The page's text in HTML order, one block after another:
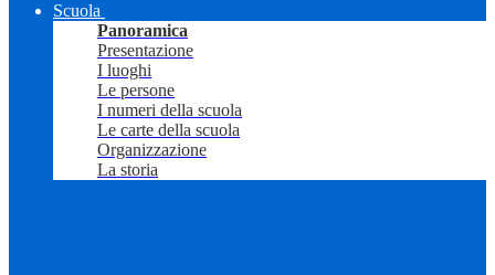
Scuola
Panoramica
Presentazione
I luoghi
Le persone
I numeri della scuola
Le carte della scuola
Organizzazione
La storia